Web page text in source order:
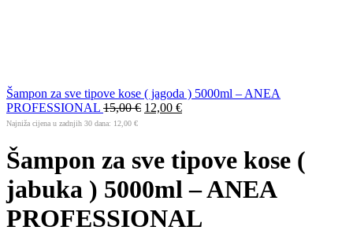
Šampon za sve tipove kose ( jagoda ) 5000ml – ANEA
PROFESSIONAL 15,00€ 12,00 €
Najniža cijena u zadnjih 30 dana: 12,00 €
Šampon za sve tipove kose (
jabuka ) 5000ml – ANEA
PROFESSIONAL